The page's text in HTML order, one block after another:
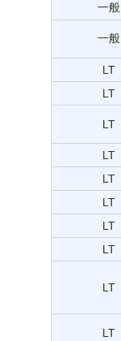
一般
一般
LT
LT
LT
LT
LT
LT
LT
LT
LT
LT